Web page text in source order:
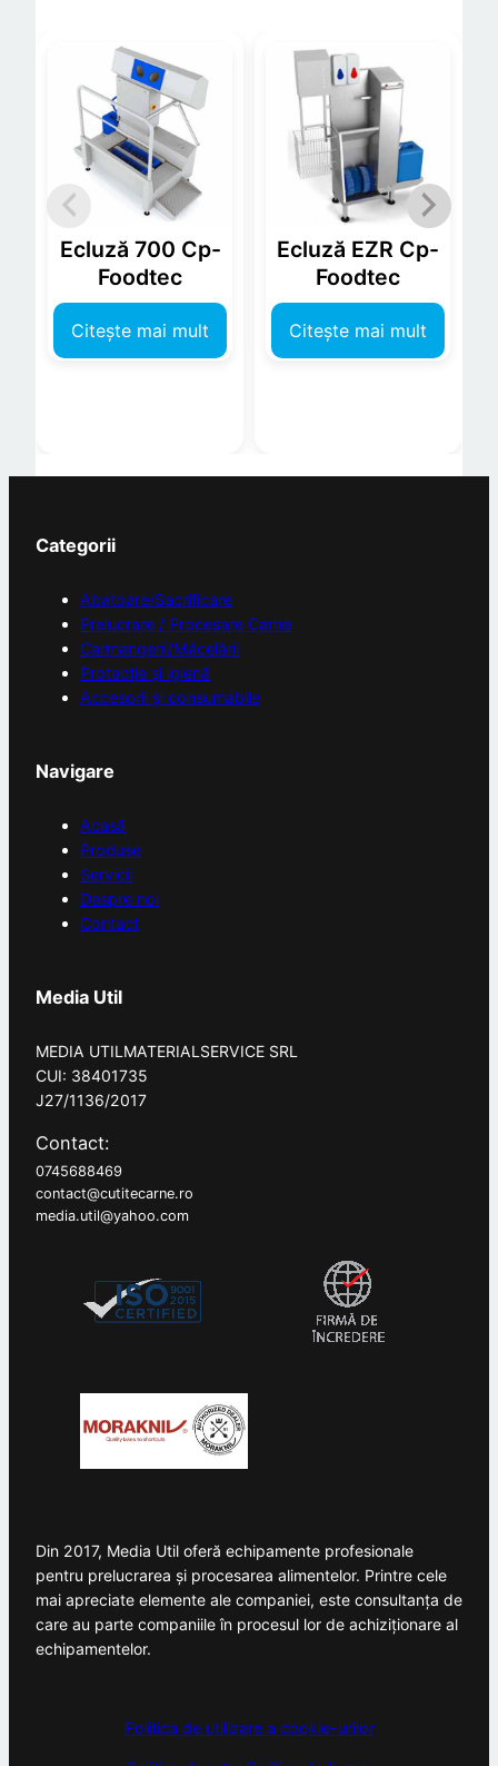
Ecluză 700 Cp-
Foodtec
Citește mai mult
Ecluză EZR Cp-
Foodtec
Citește mai mult
Categorii
Abatoare/Sacrificare
Prelucrare / Procesare Carne
Carmangerii/Măcelării
Protecție și igienă
Accesorii și consumabile
Navigare
Acasă
Produse
Servicii
Despre noi
Contact
Media Util
MEDIA UTILMATERIALSERVICE SRL
CUI: 38401735
J27/1136/2017
Contact:
0745688469
contact@cutitecarne.ro
media.util@yahoo.com
Din 2017, Media Util oferă echipamente profesionale
pentru prelucrarea și procesarea alimentelor. Printre cele
mai apreciate elemente ale companiei, este consultanța de
care au parte companiile în procesul lor de achiziționare al
echipamentelor.
Politica de utilizare a cookie-urilor